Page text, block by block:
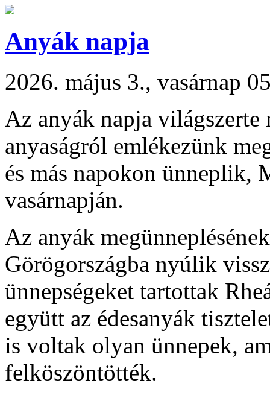
Anyák napja
2026. május 3., vasárnap
Az anyák napja világszerte
anyaságról emlékezünk
és más napokon ünneplik,
vasárnapján.
Az anyák
Görögországba nyúlik
ünnepségeket tartottak
együtt az édesanyák
is voltak olyan ünnepek,
felköszöntötték.